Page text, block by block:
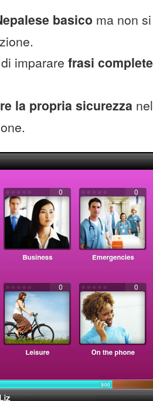
basico ma non
imparare frasi complete
la propria sicurezza